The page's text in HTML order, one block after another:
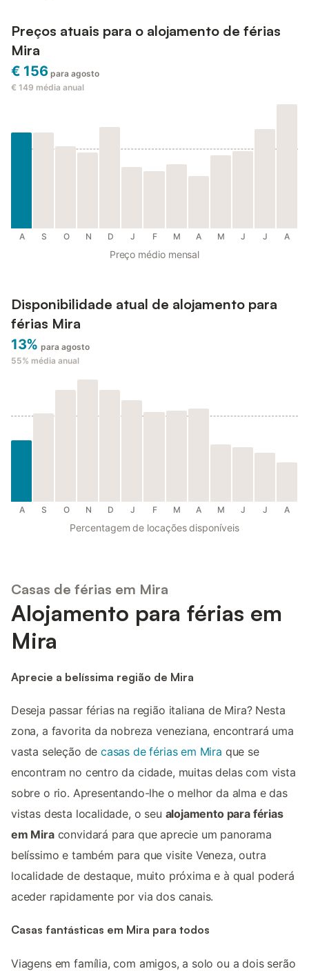
Preços atuais para o alojamento de férias
Mira
€ 156 para agosto
€ 149 média anual
A S O N D J F M A M J J A
Preço médio mensal
Disponibilidade atual de alojamento para
férias Mira
13% para agosto
55% média anual
A S O N D J F M A M J J A
Percentagem de locações disponíveis
Casas de férias em Mira
Alojamento para férias em
Mira
Aprecie a belíssima região de Mira
Deseja passar férias na região italiana de Mira? Nesta
zona, a favorita da nobreza veneziana, encontrará uma
vasta seleção decasas de férias em Mira que se
encontram no centro da cidade, muitas delas com vista
sobre o rio. Apresentando-lhe o melhor da alma e das
vistas desta localidade, o seu alojamento para férias
em Miraconvidará para que aprecie um panorama
belíssimo e também para que visite Veneza, outra
localidade de destaque, muito próxima e à qual poderá
aceder rapidamente por via dos canais.
Casas fantásticas em Mira para todos
Viagens em família, com amigos, a solo ou a dois serão